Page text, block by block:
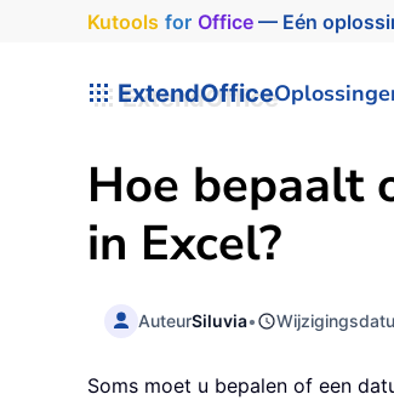
Kutools for Office— Eén
ExtendOffice
Hoe bepaalt
in Excel?
AuteurSiluvia•
Soms moet u bepalen of een